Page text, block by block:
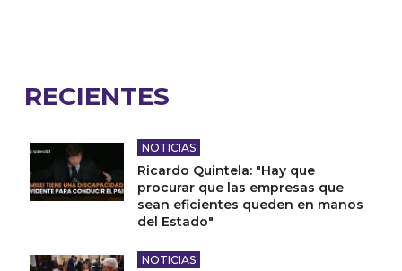
RECIENTES
NOTICIAS
Ricardo Quintela: "Hay que
procurar que las empresas que
sean eficientes queden en manos
del Estado"
NOTICIAS